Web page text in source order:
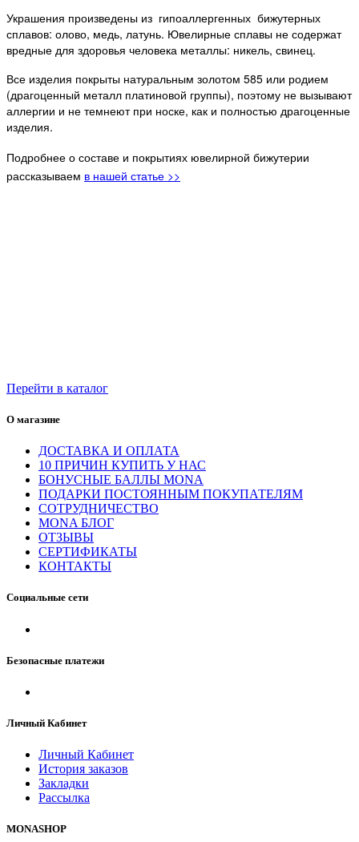
Украшения произведены из гипоаллергенных бижутерных
сплавов: олово, медь, латунь. Ювелирные сплавы не содержат
вредные для здоровья человека металлы: никель, свинец.
Все изделия покрыты натуральным золотом 585 или родием
(драгоценный металл платиновой группы), поэтому не вызывают
аллергии и не темнеют при носке, как и полностью драгоценные
изделия.
Подробнее о составе и покрытиях ювелирной бижутерии
рассказываем в нашей статье >>
Перейти в каталог
О магазине
ДОСТАВКА И ОПЛАТА
10 ПРИЧИН КУПИТЬ У НАС
БОНУСНЫЕ БАЛЛЫ MONA
ПОДАРКИ ПОСТОЯННЫМ ПОКУПАТЕЛЯМ
СОТРУДНИЧЕСТВО
MONA БЛОГ
ОТЗЫВЫ
СЕРТИФИКАТЫ
КОНТАКТЫ
Социальные сети
Безопасные платежи
Личный Кабинет
Личный Кабинет
История заказов
Закладки
Рассылка
MONASHOP